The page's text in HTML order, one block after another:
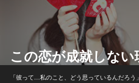
この恋が成就しない
「彼って…私のこと、どう思っているんだろう」